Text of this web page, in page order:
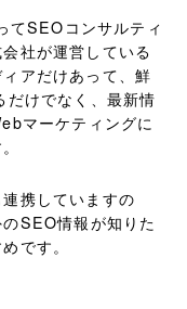
てSEOコンサルティ
社が運営している
アだけあって、鮮
だけでなく、最新情
マーケティングに
携していますの
SEO情報が知りた
です。